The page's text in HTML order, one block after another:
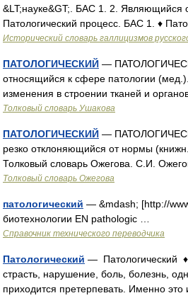
&LT;науке&GT;. БАС 1. 2. Являющийся
Патологический процесс. БАС 1. ♦
Исторический словарь галлицизмов
ПАТОЛОГИЧЕСКИЙ —
относящийся к сфере патологии
изменения в строении тканей и
Толковый словарь Ушакова
ПАТОЛОГИЧЕСКИЙ —
резко отклоняющийся от нормы
Толковый словарь Ожегова. С.И.
Толковый словарь Ожегова
патологический — &mdash; [http://
биотехнологии EN pathologic …
Справочник технического переводчика
Патологический — Патологический ♦
страсть, нарушение, боль, болезнь,
приходится претерпевать. Именно